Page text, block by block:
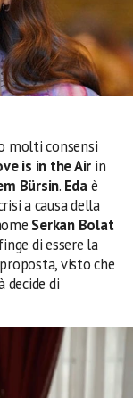
molti consensi
is in the Air in
Bürsin. Edaè
a causa della
Serkan Bolat
di essere la
visto che
decide di